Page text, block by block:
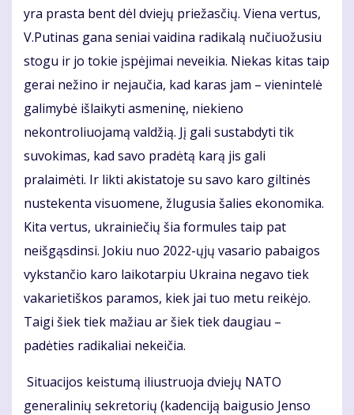
yra prasta bent dėl dviejų priežasčių. Viena vertus,
V.Putinas gana seniai vaidina radikalą nučiuožusiu
stogu ir jo tokie įspėjimai neveikia. Niekas kitas taip
gerai nežino ir nejaučia, kad karas jam – vienintelė
galimybė išlaikyti asmeninę, niekieno
nekontroliuojamą valdžią. Jį gali sustabdyti tik
suvokimas, kad savo pradėtą karą jis gali
pralaimėti. Ir likti akistatoje su savo karo giltinės
nustekenta visuomene, žlugusia šalies ekonomika.
Kita vertus, ukrainiečių šia formules taip pat
neišgąsdinsi. Jokiu nuo 2022-ųjų vasario pabaigos
vykstančio karo laikotarpiu Ukraina negavo tiek
vakarietiškos paramos, kiek jai tuo metu reikėjo.
Taigi šiek tiek mažiau ar šiek tiek daugiau –
padėties radikaliai nekeičia.
Situacijos keistumą iliustruoja dviejų NATO
generalinių sekretorių (kadenciją baigusio Jenso